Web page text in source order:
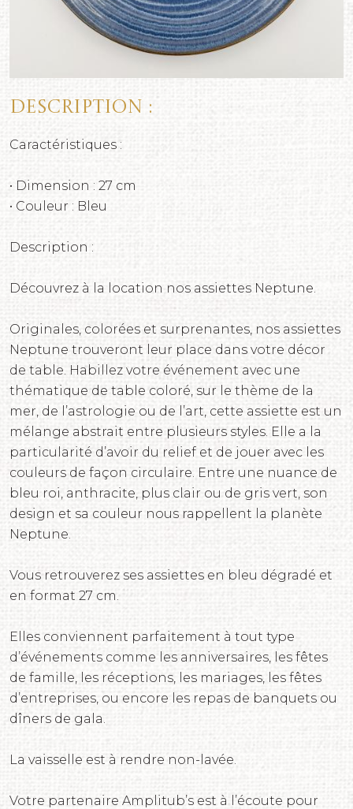
Description :
Caractéristiques :
• Dimension : 27 cm
• Couleur : Bleu
Description :
Découvrez à la location nos assiettes Neptune.
Originales, colorées et surprenantes, nos assiettes
Neptune trouveront leur place dans votre décor
de table. Habillez votre événement avec une
thématique de table coloré, sur le thème de la
mer, de l’astrologie ou de l’art, cette assiette est un
mélange abstrait entre plusieurs styles. Elle a la
particularité d’avoir du relief et de jouer avec les
couleurs de façon circulaire. Entre une nuance de
bleu roi, anthracite, plus clair ou de gris vert, son
design et sa couleur nous rappellent la planète
Neptune.
Vous retrouverez ses assiettes en bleu dégradé et
en format 27 cm.
Elles conviennent parfaitement à tout type
d’événements comme les anniversaires, les fêtes
de famille, les réceptions, les mariages, les fêtes
d’entreprises, ou encore les repas de banquets ou
dîners de gala.
La vaisselle est à rendre non-lavée.
Votre partenaire Amplitub’s est à l’écoute pour